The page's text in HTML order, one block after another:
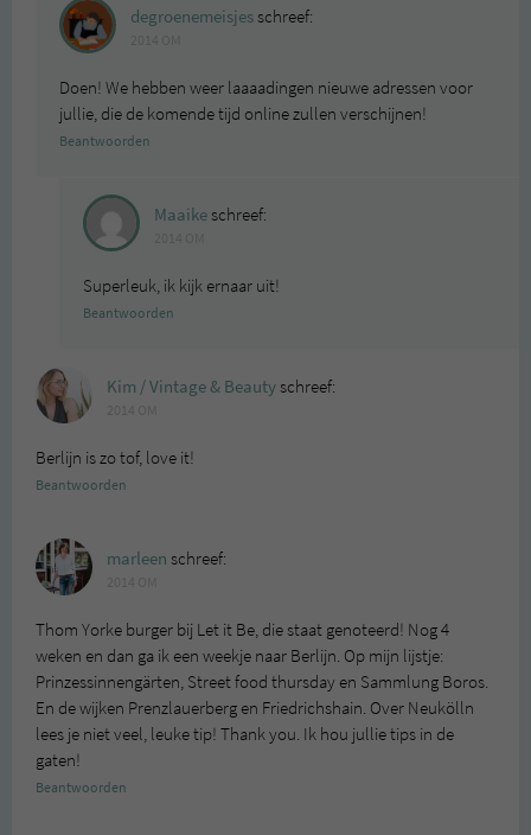
degroenemeisjesschreef:
Doen! We hebben weer laaaadingen nieuwe adressen voor
jullie, die de komende tijd online zullen verschijnen!
Beantwoorden
Maaikeschreef:
Superleuk, ik kijk ernaar uit!
Beantwoorden
Kim / Vintage & Beautyschreef:
Berlijn is zo tof, love it!
Beantwoorden
marleen schreef:
Thom Yorke burger bij Let it Be, die staat genoteerd! Nog 4
weken en dan ga ik een weekje naar Berlijn. Op mijn lijstje:
Prinzessinnengärten, Street food thursday en Sammlung Boros.
En de wijken Prenzlauerberg en Friedrichshain. Over Neukölln
lees je niet veel, leuke tip! Thank you. Ik hou jullie tips in de
gaten!
Beantwoorden